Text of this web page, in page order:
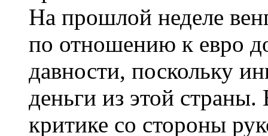
На прошлой неделе
по отношению к евро
давности, поскольку
деньги из этой
критике со стороны